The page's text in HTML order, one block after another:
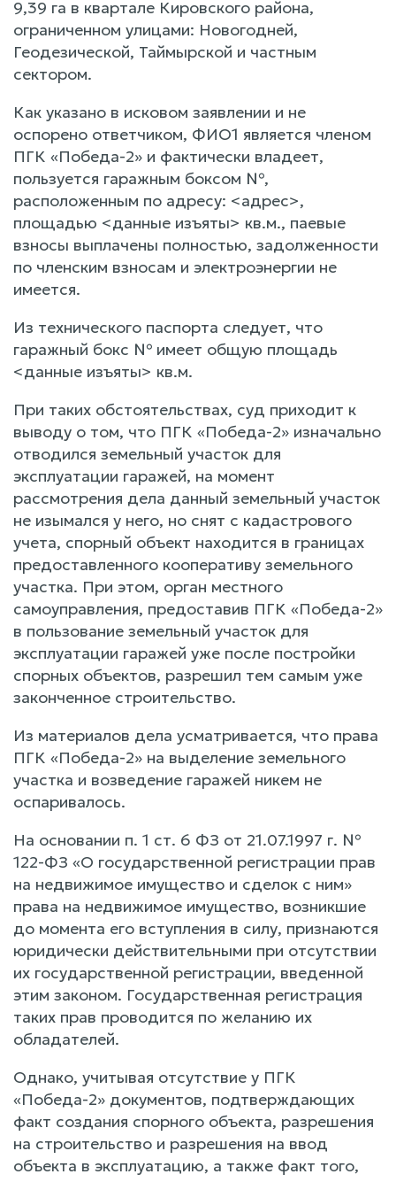
9,39 га в квартале Кировского района,
ограниченном улицами: Новогодней,
Геодезической, Таймырской и частным
сектором.
Как указано в исковом заявлении и не
оспорено ответчиком, ФИО1 является членом
ПГК «Победа-2» и фактически владеет,
пользуется гаражным боксом №,
расположенным по адресу: <адрес>,
площадью <данные изъяты> кв.м., паевые
взносы выплачены полностью, задолженности
по членским взносам и электроэнергии не
имеется.
Из технического паспорта следует, что
гаражный бокс № имеет общую площадь
<данные изъяты> кв.м.
При таких обстоятельствах, суд приходит к
выводу о том, что ПГК «Победа-2» изначально
отводился земельный участок для
эксплуатации гаражей, на момент
рассмотрения дела данный земельный участок
не изымался у него, но снят с кадастрового
учета, спорный объект находится в границах
предоставленного кооперативу земельного
участка. При этом, орган местного
самоуправления, предоставив ПГК «Победа-2»
в пользование земельный участок для
эксплуатации гаражей уже после постройки
спорных объектов, разрешил тем самым уже
законченное строительство.
Из материалов дела усматривается, что права
ПГК «Победа-2» на выделение земельного
участка и возведение гаражей никем не
оспаривалось.
На основании п. 1 ст. 6 ФЗ от 21.07.1997 г. №
122-ФЗ «О государственной регистрации прав
на недвижимое имущество и сделок с ним»
права на недвижимое имущество, возникшие
до момента его вступления в силу, признаются
юридически действительными при отсутствии
их государственной регистрации, введенной
этим законом. Государственная регистрация
таких прав проводится по желанию их
обладателей.
Однако, учитывая отсутствие у ПГК
«Победа-2» документов, подтверждающих
факт создания спорного объекта, разрешения
на строительство и разрешения на ввод
объекта в эксплуатацию, а также факт того,